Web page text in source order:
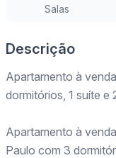
Salas
Descrição
Apartamento à
dormitórios, 1 suíte e
Apartamento à
Paulo com 3